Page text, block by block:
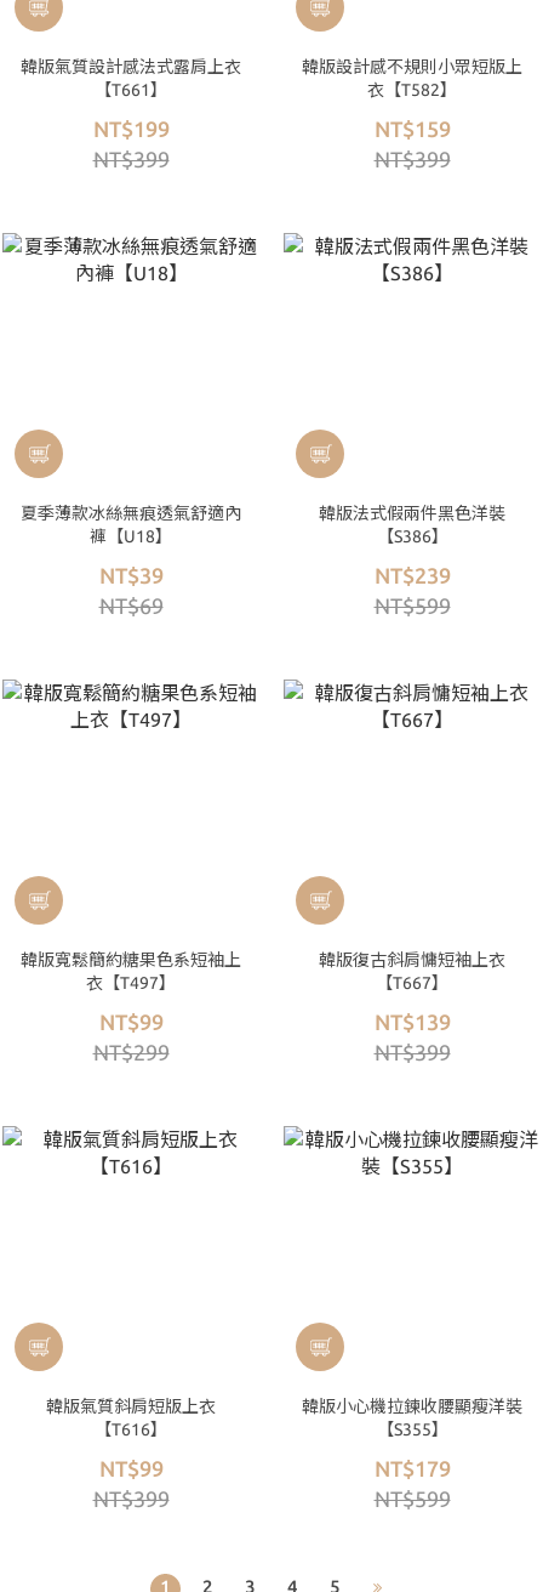
韓版氣質設計感法式露肩上衣
【T661】
NT$199
NT$399
韓版設計感不規則小眾短版上
衣【T582】
NT$159
NT$399
夏季薄款冰絲無痕透氣舒適內
褲【U18】
NT$39
NT$69
韓版法式假兩件黑色洋裝
【S386】
NT$239
NT$599
韓版寬鬆簡約糖果色系短袖上
衣【T497】
NT$99
NT$299
韓版復古斜肩慵短袖上衣
【T667】
NT$139
NT$399
韓版氣質斜肩短版上衣
【T616】
NT$99
NT$399
韓版小心機拉鍊收腰顯瘦洋裝
【S355】
NT$179
NT$599
1 2 3 4 5